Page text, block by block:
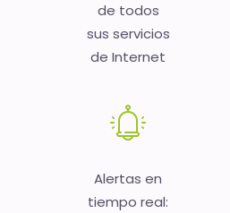
de todos
sus servicios
de Internet
Alertas en
tiempo real: